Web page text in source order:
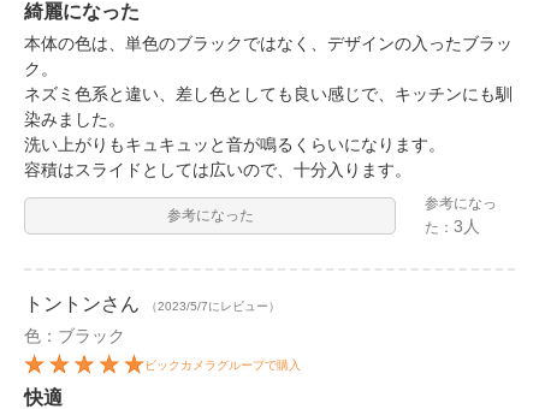
綺麗になった
本体の色は、単色のブラックではなく、デザインの入ったブラッ
ク。
ネズミ色系と違い、差し色としても良い感じで、キッチンにも馴
染みました。
洗い上がりもキュキュッと音が鳴るくらいになります。
容積はスライドとしては広いので、十分入ります。
参考になった
参考になっ
た：3人
トントンさん （2023/5/7にレビュー）
色：ブラック
ビックカメラグループで購入
快適